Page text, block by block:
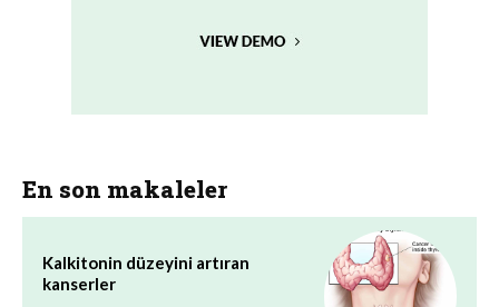
En son makaleler
Kalkitonin düzeyini artıran
kanserler